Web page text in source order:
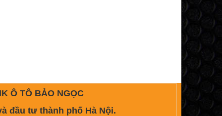
Ô TÔ BẢO NGỌC
đầu tư thành phố Hà Nội.